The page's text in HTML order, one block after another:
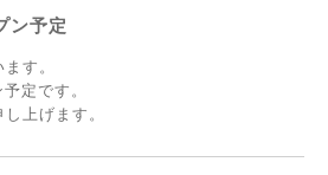
ン予定
す。
定です。
上げます。